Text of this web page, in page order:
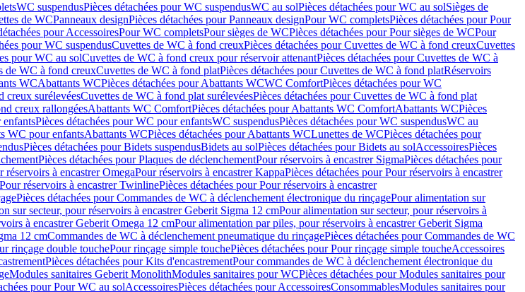
WC suspendusPièces détachées pour WC suspendusWC au solPièces détachées pour WC au solSièges de
de WCPanneaux designPièces détachées pour Panneaux designPour WC completsPièces détachées pour Pour
pour AccessoiresPour WC completsPour sièges de WCPièces détachées pour Pour sièges de WCPour
pour WC suspendusCuvettes de WC à fond creuxPièces détachées pour Cuvettes de WC à fond creuxCuvettes
pour WC au solCuvettes de WC à fond creux pour réservoir attenantPièces détachées pour Cuvettes de WC à
de WC à fond creuxCuvettes de WC à fond platPièces détachées pour Cuvettes de WC à fond platRéservoirs
WCAbattants WCPièces détachées pour Abattants WCWC ComfortPièces détachées pour WC
creux surélevéesCuvettes de WC à fond plat surélevéesPièces détachées pour Cuvettes de WC à fond plat
creux rallongéesAbattants WC ComfortPièces détachées pour Abattants WC ComfortAbattants WCPièces
Pièces détachées pour WC pour enfantsWC suspendusPièces détachées pour WC suspendusWC au
WC pour enfantsAbattants WCPièces détachées pour Abattants WCLunettes de WCPièces détachées pour
Pièces détachées pour Bidets suspendusBidets au solPièces détachées pour Bidets au solAccessoiresPièces
Pièces détachées pour Plaques de déclenchementPour réservoirs à encastrer SigmaPièces détachées pour
réservoirs à encastrer OmegaPour réservoirs à encastrer KappaPièces détachées pour Pour réservoirs à encastrer
Pour réservoirs à encastrer TwinlinePièces détachées pour Pour réservoirs à encastrer
Pièces détachées pour Commandes de WC à déclenchement électronique du rinçagePour alimentation sur
sur secteur, pour réservoirs à encastrer Geberit Sigma 12 cmPour alimentation sur secteur, pour réservoirs à
à encastrer Geberit Omega 12 cmPour alimentation par piles, pour réservoirs à encastrer Geberit Sigma
12 cmCommandes de WC à déclenchement pneumatique du rinçagePièces détachées pour Commandes de WC
rinçage double touchePour rinçage simple touchePièces détachées pour Pour rinçage simple toucheAccessoires
Pièces détachées pour Kits d'encastrementPour commandes de WC à déclenchement électronique du
Modules sanitaires Geberit MonolithModules sanitaires pour WCPièces détachées pour Modules sanitaires pour
pour Pour WC au solAccessoiresPièces détachées pour AccessoiresConsommablesModules sanitaires pour